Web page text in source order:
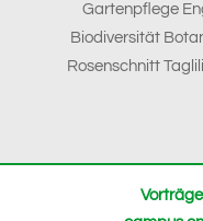
Gartenpflege
Biodiversität
Rosenschnitt
Vorträge